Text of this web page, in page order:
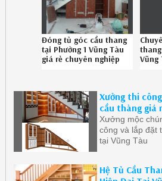
Đóng tủ góc cầu thang
tại Phường 1 Vũng Tàu
giá rẻ chuyên nghiệp
Vũng
Xưởng thi
cầu thàng giá
Xưởng mộc
công và lắp đặt
tại Vũng Tàu
Hệ Tủ Cầu